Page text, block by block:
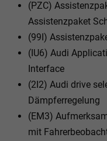
(PZC)
Assistenzpaket
(99I)
(IU6) Audi
Interface
(2I2) Audi drive
Dämpferregelung
(EM3)
mit